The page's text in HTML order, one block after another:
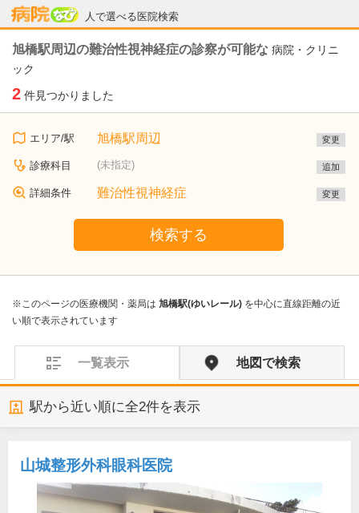
人で選べる医院検索
病院なび
旭橋駅周辺の難治性視神経症の診察が可能な 病院・クリニ
ック
2 件見つかりました
エリア/駅 旭橋駅周辺 変更
診療科目 (未指定) 追加
詳細条件 難治性視神経症 変更
検索する
※このページの医療機関・薬局は 旭橋駅(ゆいレール) を中心に直線距離の近
い順で表示されています
一覧表示 地図で検索
駅から近い順に全2件を表示
山城整形外科眼科医院